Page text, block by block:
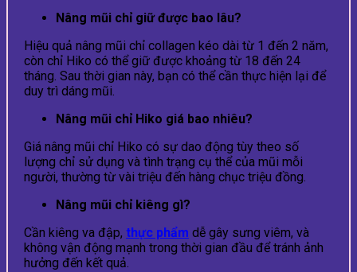
Nâng mũi chỉ giữ được bao lâu?
Hiệu quả nâng mũi chỉ collagen kéo dài từ 1 đến 2 năm,
còn chỉ Hiko có thể giữ được khoảng từ 18 đến 24
tháng. Sau thời gian này, bạn có thể cần thực hiện lại để
duy trì dáng mũi.
Nâng mũi chỉ Hiko giá bao nhiêu?
Giá nâng mũi chỉ Hiko có sự dao động tùy theo số
lượng chỉ sử dụng và tình trạng cụ thể của mũi mỗi
người, thường từ vài triệu đến hàng chục triệu đồng.
Nâng mũi chỉ kiêng gì?
Cần kiêng va đập, thực phẩm dễ gây sưng viêm, và
không vận động mạnh trong thời gian đầu để tránh ảnh
hưởng đến kết quả.